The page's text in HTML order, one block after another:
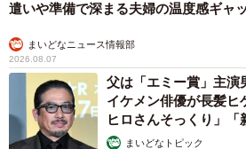
遣いや準備で深まる夫婦の温度感ギャ
まいどなニュース情報部
2026.08.07
父は「エミー賞」主
イケメン俳優が長髪ヒ
ヒロさんそっくり」「
まいどなトピック